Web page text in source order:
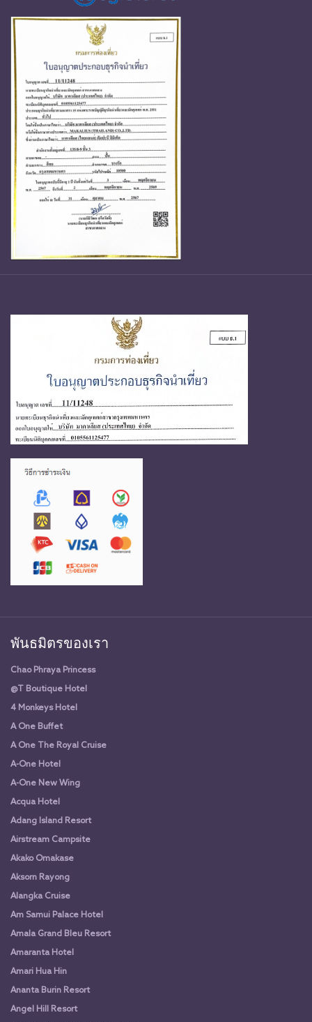
พันธมิตรของเรา
Chao Phraya Princess
@T Boutique Hotel
4 Monkeys Hotel
A One Buffet
A One The Royal Cruise
A-One Hotel
A-One New Wing
Acqua Hotel
Adang Island Resort
Airstream Campsite
Akako Omakase
Aksorn Rayong
Alangka Cruise
Am Samui Palace Hotel
Amala Grand Bleu Resort
Amaranta Hotel
Amari Hua Hin
Ananta Burin Resort
Angel Hill Resort